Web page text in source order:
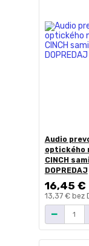
Audio
optického
CINCH
DOPREDAJ
16,45 €
13,37 € bez